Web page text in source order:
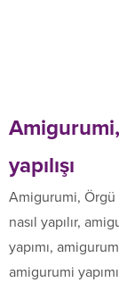
yapılışı
Amigurumi, Örgü
nasıl yapılır,
yapımı,
amigurumi